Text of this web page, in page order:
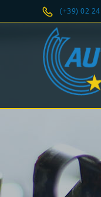
(+39) 02